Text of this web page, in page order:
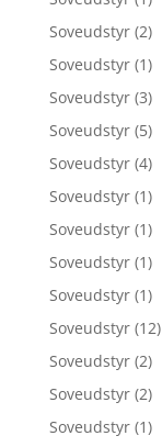
Soveudstyr (2)
Soveudstyr (1)
Soveudstyr (3)
Soveudstyr (5)
Soveudstyr (4)
Soveudstyr (1)
Soveudstyr (1)
Soveudstyr (1)
Soveudstyr (1)
Soveudstyr (12)
Soveudstyr (2)
Soveudstyr (2)
Soveudstyr (1)